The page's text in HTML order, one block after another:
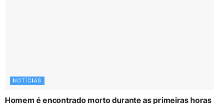
NOTÍCIAS
Homem é encontrado morto durante as primeiras horas